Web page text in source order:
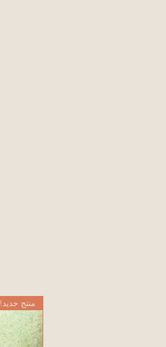
منتج جديد!